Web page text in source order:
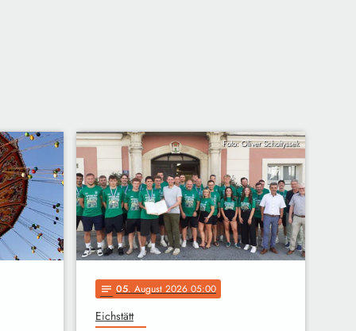
Foto: Oliver Scholtyssek
notes 05. August 2026 05:00
Eichstätt